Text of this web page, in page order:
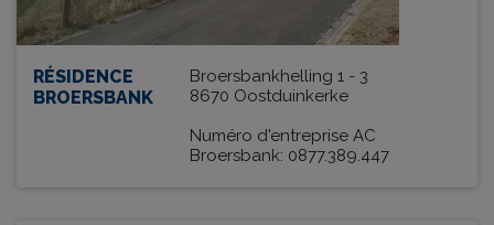
RÉSIDENCE
BROERSBANK
Broersbankhelling 1 - 3
8670 Oostduinkerke
Numéro d'entreprise AC
Broersbank: 0877.389.447